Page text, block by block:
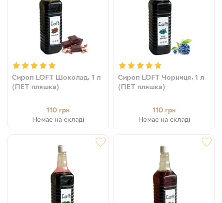
Сироп LOFT Шоколад, 1 л
(ПЕТ пляшка)
110 грн
Немає на складі
Сироп LOFT Чорниця, 1 л
(ПЕТ пляшка)
110 грн
Немає на складі